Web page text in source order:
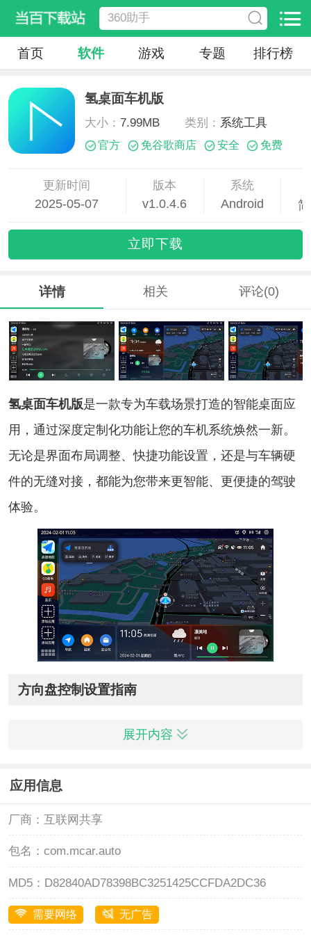
首页 软件 游戏 专题 排行榜
氢桌面车机版
大小： 7.99MB 类别： 系统工具
官方 免谷歌商店 安全 免费
更新时间
2025-05-07
版本
v1.0.4.6
系统
Android
立即下载
详情 相关 评论(0)
氢桌面车机版是一款专为车载场景打造的智能桌面应
用，通过深度定制化功能让您的车机系统焕然一新。
无论是界面布局调整、快捷功能设置，还是与车辆硬
件的无缝对接，都能为您带来更智能、更便捷的驾驶
体验。
方向盘控制设置指南
1. 使用ADB工具连接车机（推荐使用甲壳虫ADB助
手），执行授权命令：
adb shell pm grant com.mcar.auto
android.permission.READ_LOGS
2. 授权完成后，通过桌面快捷方式重启应用
展开内容
应用信息
厂商： 互联网共享
包名： com.mcar.auto
MD5： D82840AD78398BC3251425CCFDA2DC36
需要网络 无广告